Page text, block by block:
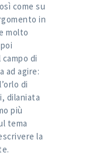
come su
in
molto
di
ad agire:
di
dilaniata
più
tema
la